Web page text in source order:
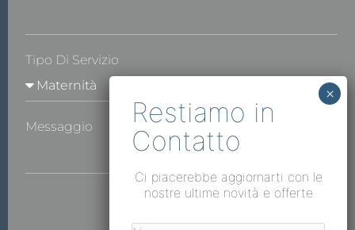
Tipo Di Servizio
Messaggio
Ci piacerebbe aggiornarti con le
nostre ultime novità e offerte